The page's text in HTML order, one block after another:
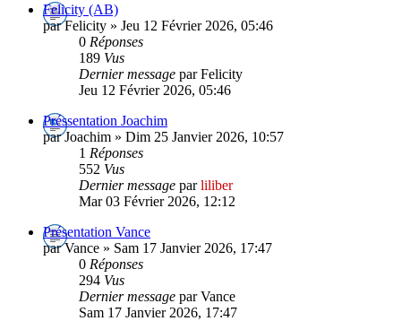
Felicity (AB)
par Felicity » Jeu 12 Février 2026, 05:46
0 Réponses
189 Vus
Dernier message par Felicity
Jeu 12 Février 2026, 05:46
Préssentation Joachim
par Joachim » Dim 25 Janvier 2026, 10:57
1 Réponses
552 Vus
Dernier message parliliber
Mar 03 Février 2026, 12:12
Présentation Vance
par Vance » Sam 17 Janvier 2026, 17:47
0 Réponses
294 Vus
Dernier message par Vance
Sam 17 Janvier 2026, 17:47